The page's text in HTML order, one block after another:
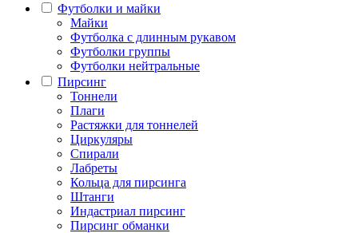
Футболки и майки
Майки
Футболка с длинным рукавом
Футболки группы
Футболки нейтральные
Пирсинг
Тоннели
Плаги
Растяжки для тоннелей
Циркуляры
Спирали
Лабреты
Кольца для пирсинга
Штанги
Индастриал пирсинг
Пирсинг обманки